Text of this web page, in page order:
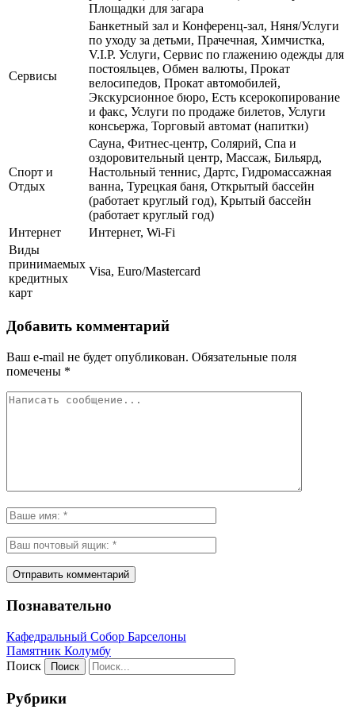
Площадки для загара
Сервисы
Банкетный зал и Конференц-зал, Няня/Услуги
по уходу за детьми, Прачечная, Химчистка,
V.I.P. Услуги, Сервис по глажению одежды для
постояльцев, Обмен валюты, Прокат
велосипедов, Прокат автомобилей,
Экскурсионное бюро, Есть ксерокопирование
и факс, Услуги по продаже билетов, Услуги
консьержа, Торговый автомат (напитки)
Спорт и
Отдых
Сауна, Фитнес-центр, Солярий, Спа и
оздоровительный центр, Массаж, Бильярд,
Настольный теннис, Дартс, Гидромассажная
ванна, Турецкая баня, Открытый бассейн
(работает круглый год), Крытый бассейн
(работает круглый год)
Интернет
Интернет, Wi-Fi
Виды
принимаемых
кредитных
карт
Visa, Euro/Mastercard
Добавить комментарий
Ваш e-mail не будет опубликован. Обязательные поля
помечены *
Познавательно
Кафeдрaльный Собор Барселоны
Пaмятник Колумбу
Поиск
Рубрики